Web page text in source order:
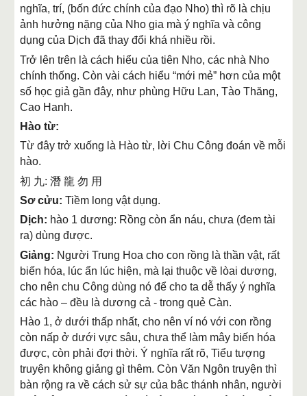
nghĩa, trí, (bốn đức chính của đạo Nho) thì rõ là chịu
ảnh hưởng nặng của Nho gia mà ý nghĩa và công
dụng của Dịch đã thay đổi khá nhiều rồi.
Trở lên trên là cách hiểu của tiên Nho, các nhà Nho
chính thống. Còn vài cách hiểu “mới mẻ” hơn của một
số học giả gần đây, như phùng Hữu Lan, Tào Thăng,
Cao Hanh.
Hào từ:
Từ đây trở xuống là Hào từ, lời Chu Công đoán về mỗi
hào.
初 九: 潛 龍 勿 用
Sơ cửu: Tiềm long vật dụng.
Dịch: hào 1 dương: Rồng còn ẩn náu, chưa (đem tài
ra) dùng được.
Giảng: Người Trung Hoa cho con rồng là thần vật, rất
biến hóa, lúc ẩn lúc hiện, mà lại thuộc về lòai dương,
cho nên chu Công dùng nó để cho ta dễ thấy ý nghĩa
các hào – đều là dương cả - trong quẻ Càn.
Hào 1, ở dưới thấp nhất, cho nên ví nó với con rồng
còn nấp ở dưới vực sâu, chưa thể làm mây biến hóa
được, còn phải đợi thời. Ý nghĩa rất rõ, Tiểu tượng
truyện không giảng gì thêm. Còn Văn Ngôn truyện thì
bàn rộng ra về cách sử sự của bâc thánh nhân, người